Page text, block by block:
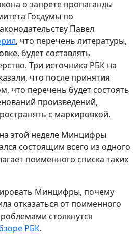
о запрете пропаганды
Госдумы по
Павел
, что перечень литературы,
будет составлять
Три источника РБК на
что после принятия
что перечень будет состоять
произведений,
с маркировкой.
этой неделе Минцифры
состоящим всего из одного
поименного списка таких
Минцифры, почему
отказаться от поименного
столкнутся
РБК.